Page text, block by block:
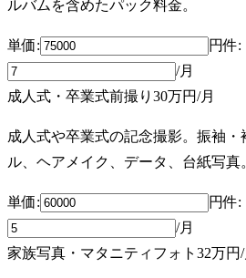
ルバムを含めたパック料金。
単価: 円件:
/月
成人式・卒業式前撮り 30万円/月
成人式や卒業式の記念撮影。振袖・
ル、ヘアメイク、データ、台紙写真
単価: 円件:
/月
家族写真・マタニティフォト 32万円/